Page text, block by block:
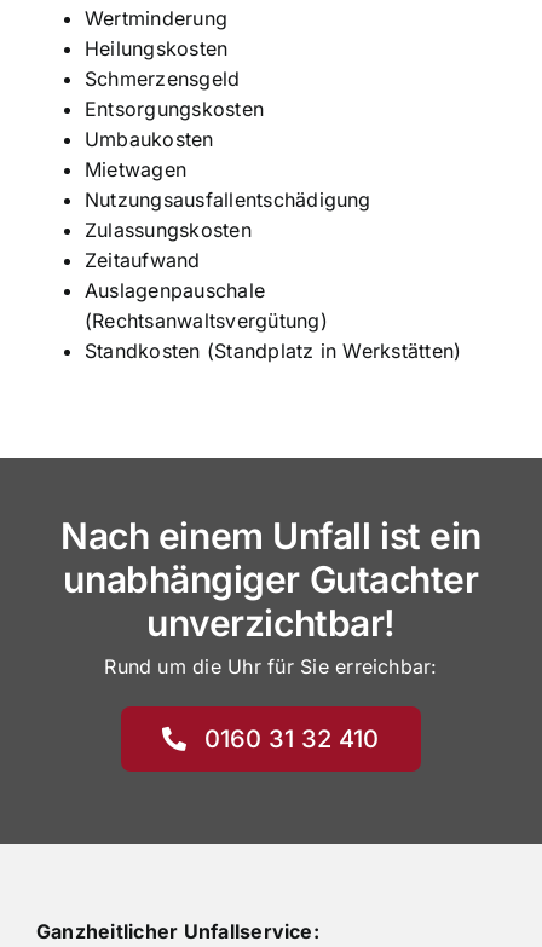
Wertminderung
Heilungskosten
Schmerzensgeld
Entsorgungskosten
Umbaukosten
Mietwagen
Nutzungsausfallentschädigung
Zulassungskosten
Zeitaufwand
Auslagenpauschale
(Rechtsanwaltsvergütung)
Standkosten (Standplatz in Werkstätten)
Nach einem Unfall ist ein
unabhängiger Gutachter
unverzichtbar!
Rund um die Uhr für Sie erreichbar:
0160 31 32 410
Ganzheitlicher Unfallservice: